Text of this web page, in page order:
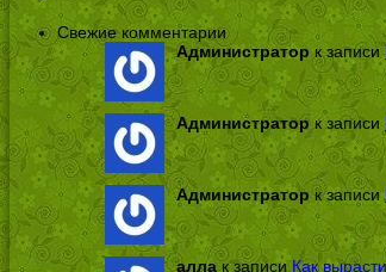
Свежие комментарии
Администратор к записи
Администраторк записи
Администраторк записи
аллак записиКак